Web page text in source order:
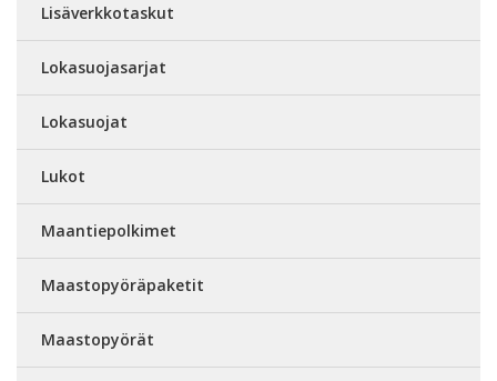
Lisäverkkotaskut
Lokasuojasarjat
Lokasuojat
Lukot
Maantiepolkimet
Maastopyöräpaketit
Maastopyörät